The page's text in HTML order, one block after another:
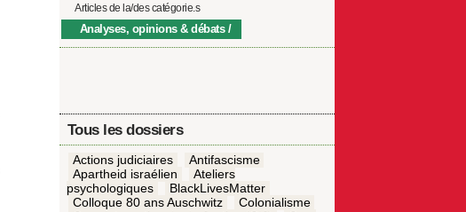
Articles de la/des catégorie.s
Analyses, opinions & débats
Tous les dossiers
Actions judiciaires
Antifascisme
Apartheid israélien
Ateliers
psychologiques
BlackLivesMatter
Colloque 80 ans Auschwitz
Colonialisme